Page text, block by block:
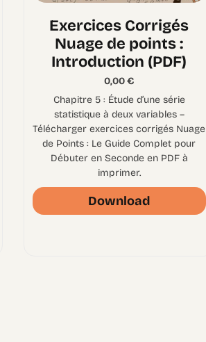
Exercices Corrigés
Nuage de points :
Introduction (PDF)
0,00€
Chapitre 5 : Étude d’une série
statistique à deux variables –
Télécharger exercices corrigés Nuage
de Points : Le Guide Complet pour
Débuter en Seconde en PDF à
imprimer.
Download